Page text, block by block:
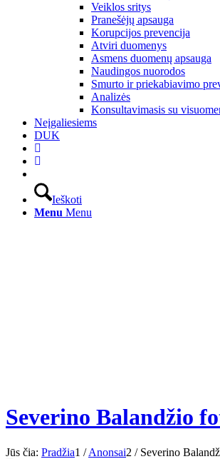
Veiklos sritys
Pranešėjų apsauga
Korupcijos prevencija
Atviri duomenys
Asmens duomenų apsauga
Naudingos nuorodos
Smurto ir priekabiavimo
Analizės
Konsultavimasis su
Neįgaliesiems
DUK
Ieškoti
Menu Menu
Severino Balandžio
Jūs čia: Pradžia1 / Anonsai2 / Severino